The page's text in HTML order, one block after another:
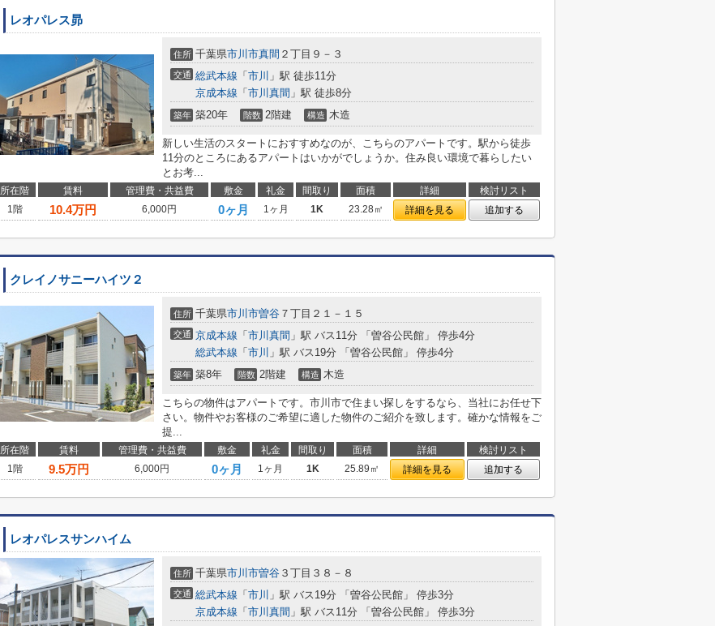
レオパレス昴
住所 千葉県市川市真間 ２丁目９－３
交通 総武本線 「 市川 」駅 徒歩11分
京成本線 「 市川真間 」駅 徒歩8分
築年 築20年 階数 2階建 構造 木造
新しい生活のスタートにおすすめなのが、こちらのアパートです。駅から徒歩
11分のところにあるアパートはいかがでしょうか。住み良い環境で暮らしたい
とお考...
所在階 賃料 管理費・共益費 敷金 礼金 間取り 面積 詳細
検討リスト
1階
10.4万円 6,000円 0ヶ月 1ヶ月 1K 23.28㎡ 詳細を見る 追加する
クレイノサニーハイツ２
住所 千葉県市川市曽谷 ７丁目２１－１５
交通 京成本線 「 市川真間 」駅 バス11分 「曽谷公民館」 停歩4分
総武本線 「 市川 」駅 バス19分 「曽谷公民館」 停歩4分
築年 築8年 階数 2階建 構造 木造
こちらの物件はアパートです。市川市で住まい探しをするなら、当社にお任せ下
さい。物件やお客様のご希望に適した物件のご紹介を致します。確かな情報をご
提...
所在階 賃料 管理費・共益費 敷金 礼金 間取り 面積 詳細
検討リスト
1階
9.5万円 6,000円 0ヶ月 1ヶ月 1K 25.89㎡ 詳細を見る 追加する
レオパレスサンハイム
住所 千葉県市川市曽谷 ３丁目３８－８
交通 総武本線 「 市川 」駅 バス19分 「曽谷公民館」 停歩3分
京成本線 「 市川真間 」駅 バス11分 「曽谷公民館」 停歩3分